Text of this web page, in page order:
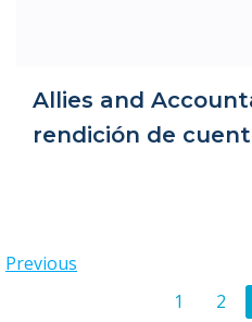
Allies and
rendición de
Posts
Previous
Page
1 Page
2